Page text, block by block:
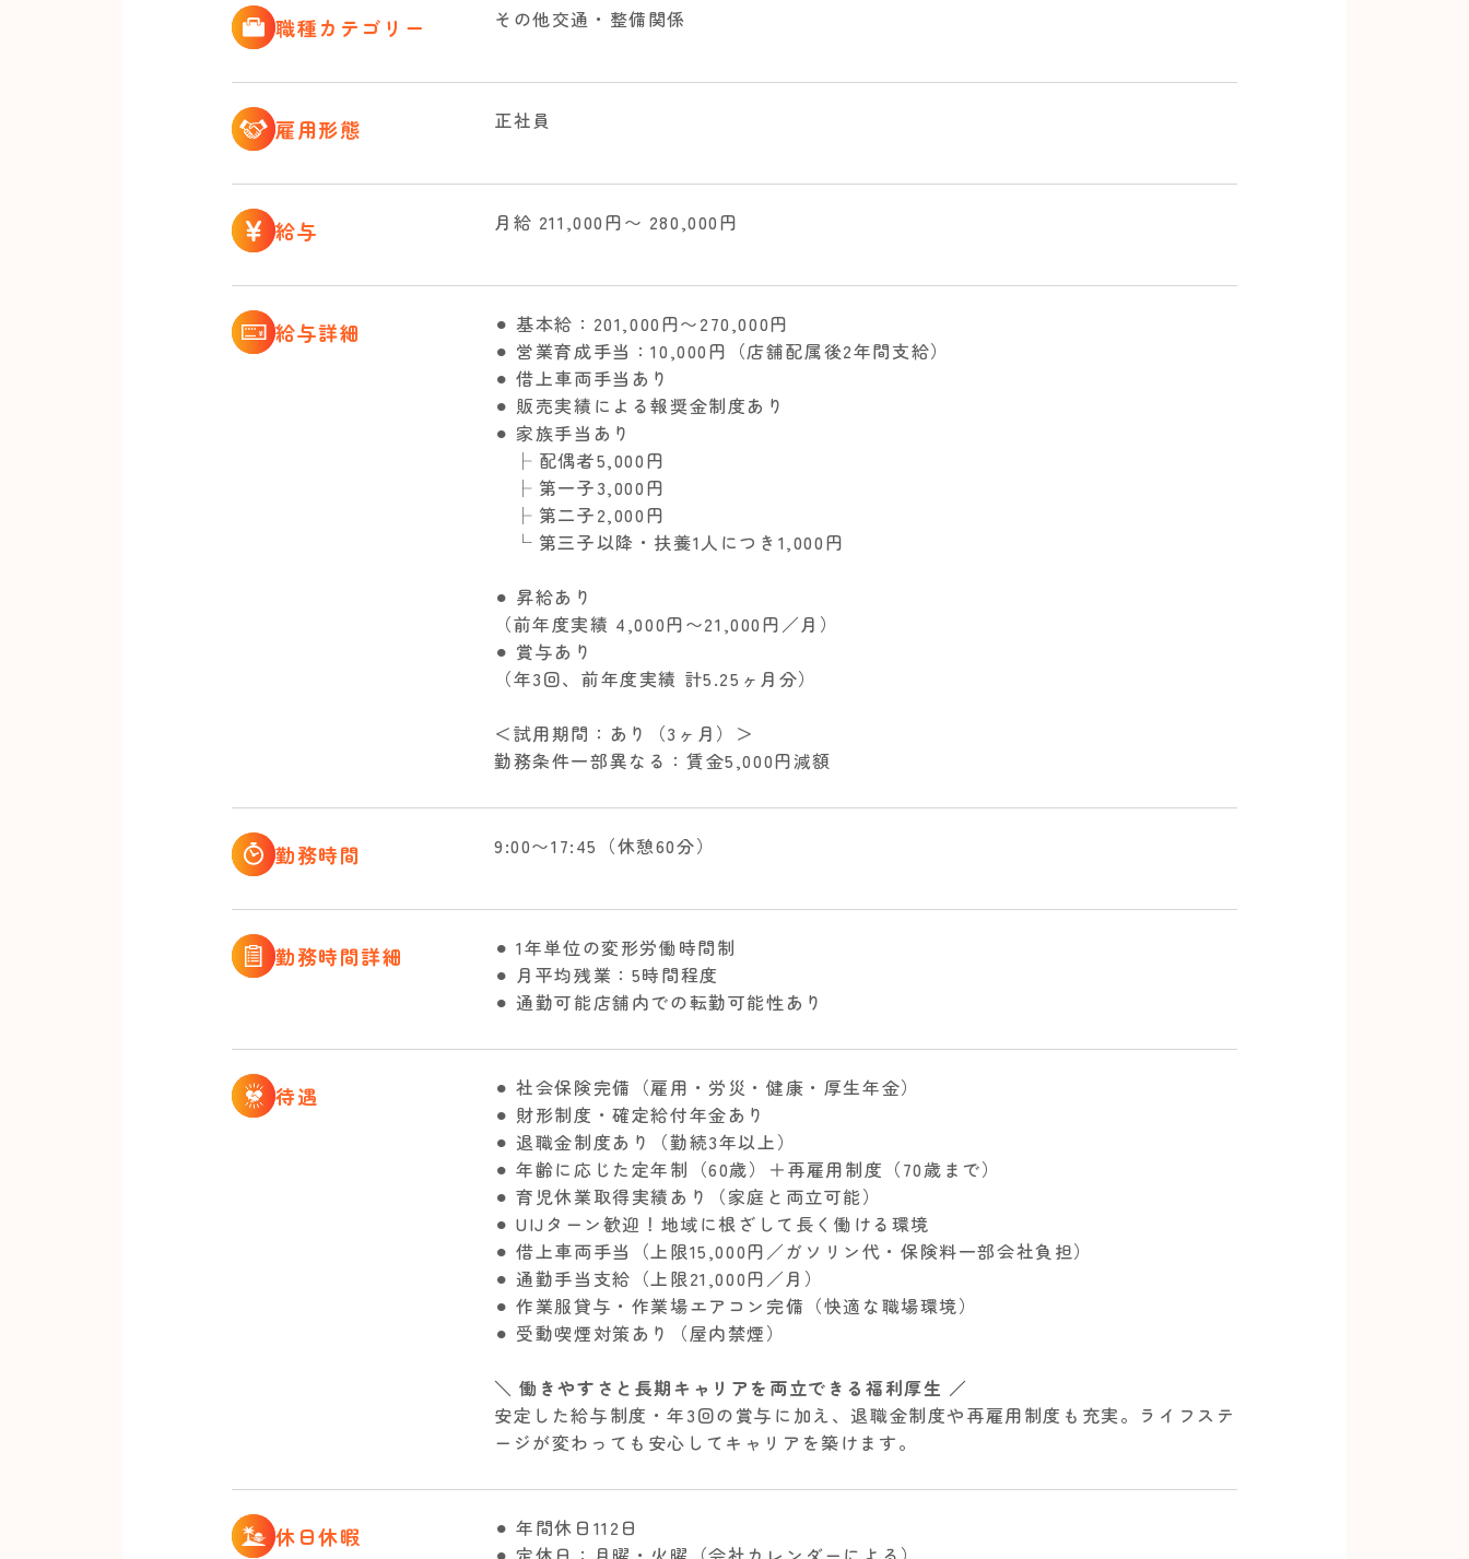
職種カテゴリー その他交通・整備関係
雇用形態 正社員
給与 月給 211,000円〜 280,000円
給与詳細
⚫︎ 基本給：201,000円〜270,000円
⚫︎ 営業育成手当：10,000円（店舗配属後2年間支給）
⚫︎ 借上車両手当あり
⚫︎ 販売実績による報奨金制度あり
⚫︎ 家族手当あり
├ 配偶者5,000円
├ 第一子3,000円
├ 第二子2,000円
└ 第三子以降・扶養1人につき1,000円
⚫︎ 昇給あり
（前年度実績 4,000円〜21,000円／月）
⚫︎ 賞与あり
（年3回、前年度実績 計5.25ヶ月分）
＜試用期間：あり（3ヶ月）＞
勤務条件一部異なる：賃金5,000円減額
勤務時間 9:00〜17:45（休憩60分）
勤務時間詳細
⚫︎ 1年単位の変形労働時間制
⚫︎ 月平均残業：5時間程度
⚫︎ 通勤可能店舗内での転勤可能性あり
待遇
⚫︎ 社会保険完備（雇用・労災・健康・厚生年金）
⚫︎ 財形制度・確定給付年金あり
⚫︎ 退職金制度あり（勤続3年以上）
⚫︎ 年齢に応じた定年制（60歳）＋再雇用制度（70歳まで）
⚫︎ 育児休業取得実績あり（家庭と両立可能）
⚫︎ UIJターン歓迎！地域に根ざして長く働ける環境
⚫︎ 借上車両手当（上限15,000円／ガソリン代・保険料一部会社負担）
⚫︎ 通勤手当支給（上限21,000円／月）
⚫︎ 作業服貸与・作業場エアコン完備（快適な職場環境）
⚫︎ 受動喫煙対策あり（屋内禁煙）
＼ 働きやすさと長期キャリアを両立できる福利厚生 ／
安定した給与制度・年3回の賞与に加え、退職金制度や再雇用制度も充実。ライフステ
ージが変わっても安心してキャリアを築けます。
休日休暇
⚫︎ 年間休日112日